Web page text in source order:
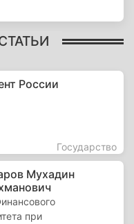
России
Государство
Мухадин
при